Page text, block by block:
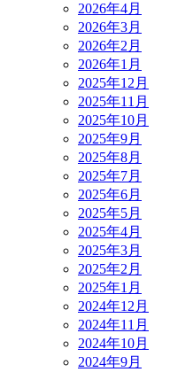
2026年4月
2026年3月
2026年2月
2026年1月
2025年12月
2025年11月
2025年10月
2025年9月
2025年8月
2025年7月
2025年6月
2025年5月
2025年4月
2025年3月
2025年2月
2025年1月
2024年12月
2024年11月
2024年10月
2024年9月